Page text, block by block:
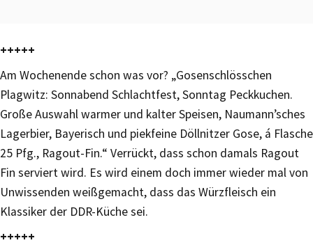
+++++
Am Wochenende schon was vor? „Gosenschlösschen
Plagwitz: Sonnabend Schlachtfest, Sonntag Peckkuchen.
Große Auswahl warmer und kalter Speisen, Naumann’sches
Lagerbier, Bayerisch und piekfeine Döllnitzer Gose, á Flasche
25 Pfg., Ragout-Fin.“ Verrückt, dass schon damals Ragout
Fin serviert wird. Es wird einem doch immer wieder mal von
Unwissenden weißgemacht, dass das Würzfleisch ein
Klassiker der DDR-Küche sei.
+++++